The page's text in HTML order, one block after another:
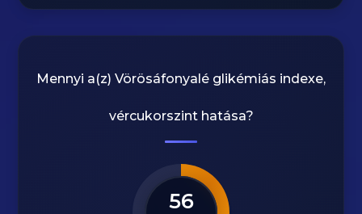
Mennyi a(z) Vörösáfonyalé glikémiás indexe,
vércukorszint hatása?
56